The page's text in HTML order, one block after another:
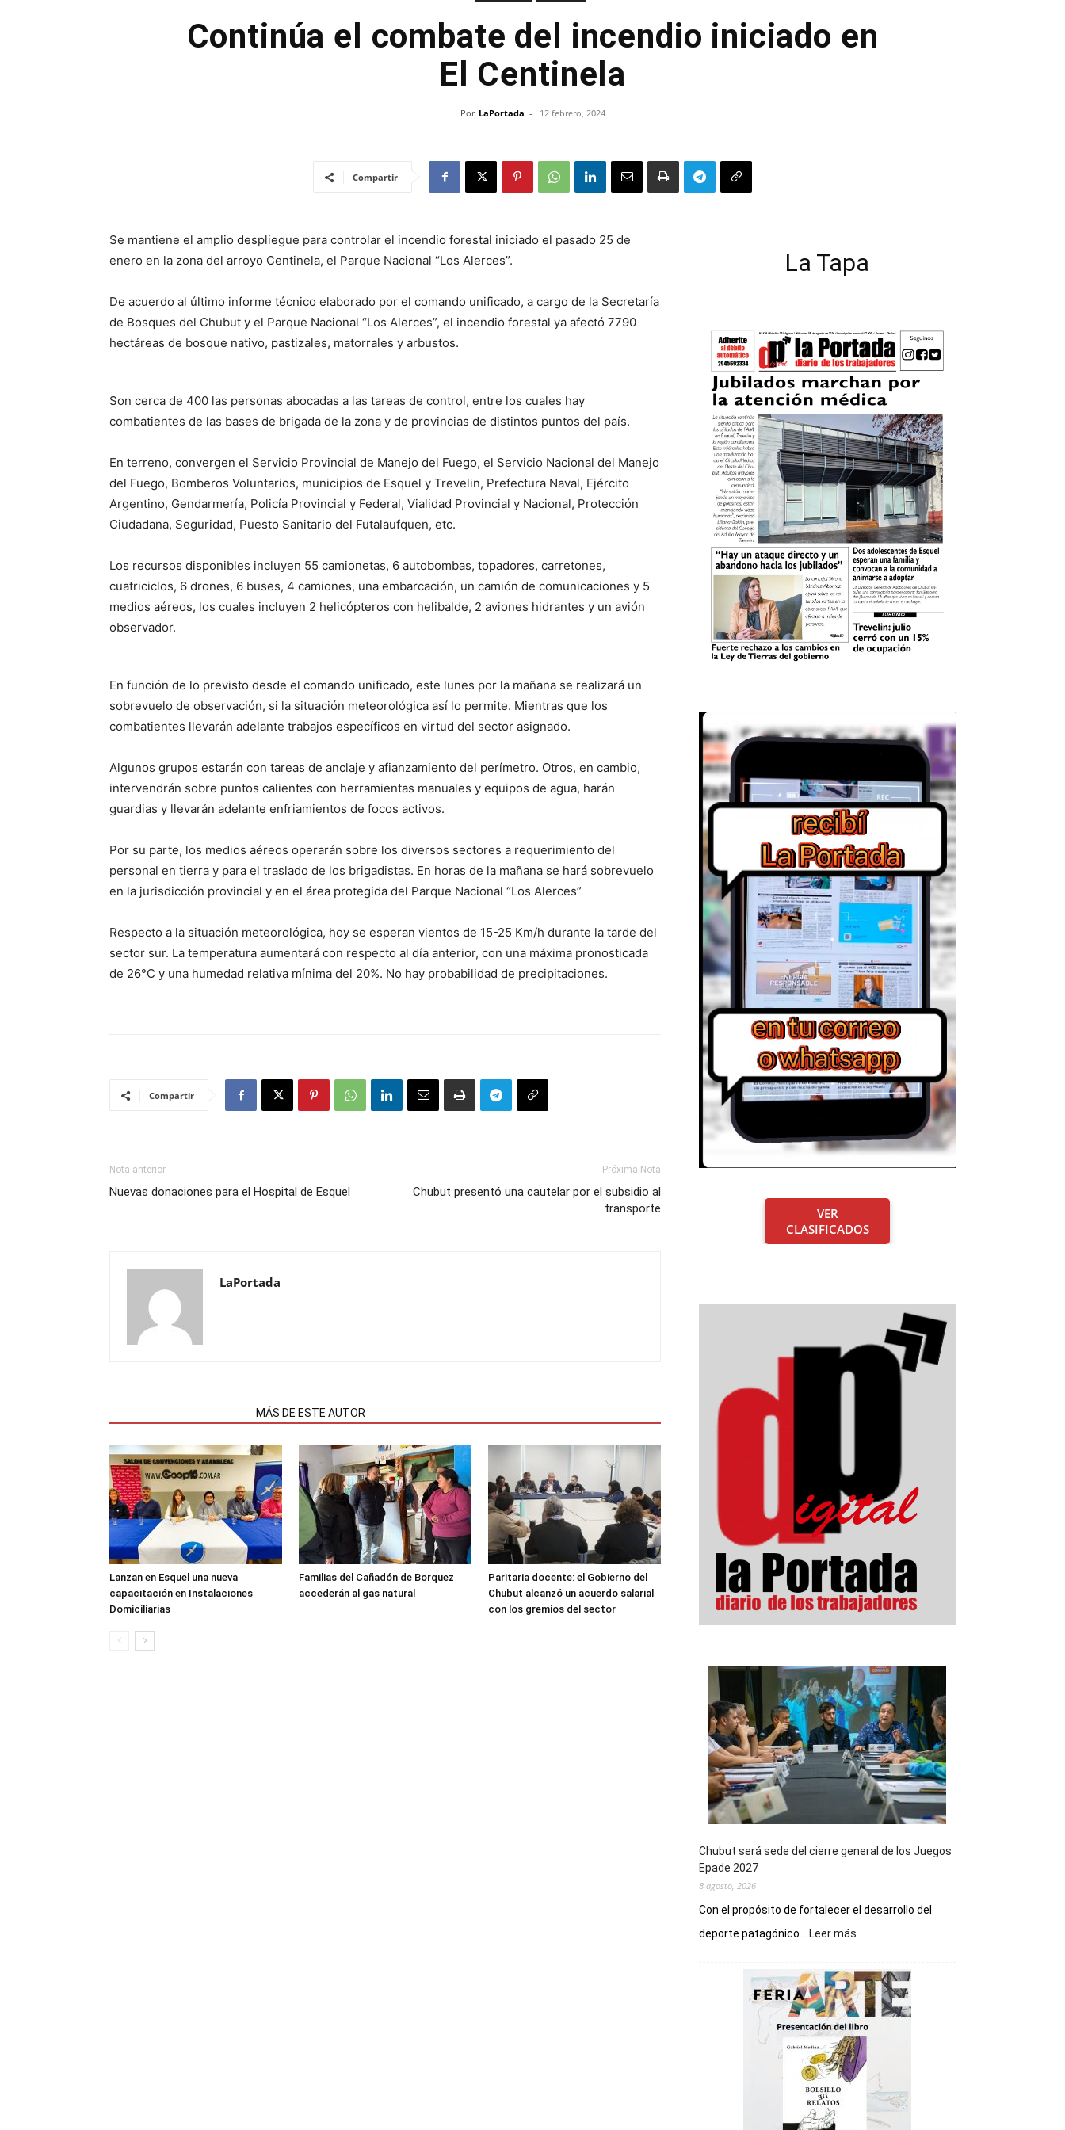
Continúa el combate del incendio iniciado en
El Centinela
Por LaPortada - 12 febrero, 2024
Compartir
Se mantiene el amplio despliegue para controlar el incendio forestal iniciado el pasado 25 de
enero en la zona del arroyo Centinela, el Parque Nacional “Los Alerces”.
De acuerdo al último informe técnico elaborado por el comando unificado, a cargo de la Secretaría
de Bosques del Chubut y el Parque Nacional “Los Alerces”, el incendio forestal ya afectó 7790
hectáreas de bosque nativo, pastizales, matorrales y arbustos.
Son cerca de 400 las personas abocadas a las tareas de control, entre los cuales hay
combatientes de las bases de brigada de la zona y de provincias de distintos puntos del país.
En terreno, convergen el Servicio Provincial de Manejo del Fuego, el Servicio Nacional del Manejo
del Fuego, Bomberos Voluntarios, municipios de Esquel y Trevelin, Prefectura Naval, Ejército
Argentino, Gendarmería, Policía Provincial y Federal, Vialidad Provincial y Nacional, Protección
Ciudadana, Seguridad, Puesto Sanitario del Futalaufquen, etc.
Los recursos disponibles incluyen 55 camionetas, 6 autobombas, topadores, carretones,
cuatriciclos, 6 drones, 6 buses, 4 camiones, una embarcación, un camión de comunicaciones y 5
medios aéreos, los cuales incluyen 2 helicópteros con helibalde, 2 aviones hidrantes y un avión
observador.
En función de lo previsto desde el comando unificado, este lunes por la mañana se realizará un
sobrevuelo de observación, si la situación meteorológica así lo permite. Mientras que los
combatientes llevarán adelante trabajos específicos en virtud del sector asignado.
Algunos grupos estarán con tareas de anclaje y afianzamiento del perímetro. Otros, en cambio,
intervendrán sobre puntos calientes con herramientas manuales y equipos de agua, harán
guardias y llevarán adelante enfriamientos de focos activos.
Por su parte, los medios aéreos operarán sobre los diversos sectores a requerimiento del
personal en tierra y para el traslado de los brigadistas. En horas de la mañana se hará sobrevuelo
en la jurisdicción provincial y en el área protegida del Parque Nacional “Los Alerces”
Respecto a la situación meteorológica, hoy se esperan vientos de 15-25 Km/h durante la tarde del
sector sur. La temperatura aumentará con respecto al día anterior, con una máxima pronosticada
de 26°C y una humedad relativa mínima del 20%. No hay probabilidad de precipitaciones.
Compartir
Nota anterior
Nuevas donaciones para el Hospital de Esquel
Próxima Nota
Chubut presentó una cautelar por el subsidio al
transporte
LaPortada
MÁS DE ESTE AUTOR
Lanzan en Esquel una nueva
capacitación en Instalaciones
Domiciliarias
Familias del Cañadón de Borquez
accederán al gas natural
Paritaria docente: el Gobierno del
Chubut alcanzó un acuerdo salarial
con los gremios del sector
La Tapa
VER
CLASIFICADOS
Chubut será sede del cierre general de los Juegos
Epade 2027
8 agosto, 2026
Con el propósito de fortalecer el desarrollo del
deporte patagónico...
Leer más
sede
del
cierre
general
de
los
Juegos
Epade
2027